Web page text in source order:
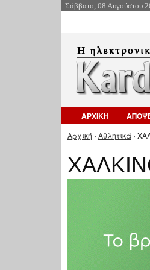
Σάββατο, 08 Αυγούστου
ΑΡΧΙΚΗ
Είστε εδώ
Αρχική › Αθλητικά ›